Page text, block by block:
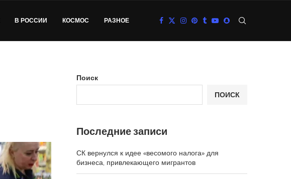
В РОССИИ КОСМОС РАЗНОЕ
Поиск
ПОИСК
Последние записи
СК вернулся к идее «весомого налога» для
бизнеса, привлекающего мигрантов